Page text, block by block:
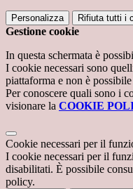
Personalizza Rifiuta tutti i
Gestione cookie
In questa schermata è
I cookie necessari sono
piattaforma e non è
Per conoscere quali sono i
visionare la COOKIE
Cookie necessari per il
I cookie necessari per il
disabilitati. È possibile
policy.